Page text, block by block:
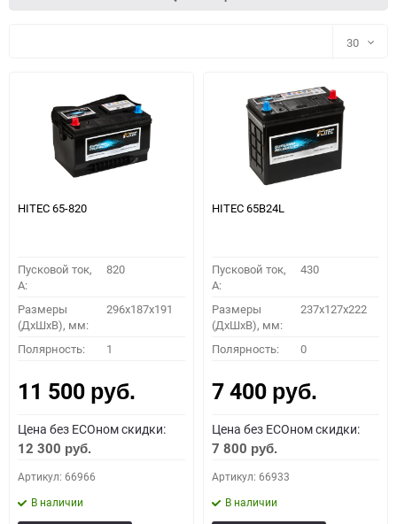
ПОДОБРАТЬ
Как определить полярность?
0 - обратная 1 - прямая 3 - обратная 4 - прямая
30
30
60
90
HITEC 65-820
Пусковой ток,
A:
820
Размеры
(ДхШхВ), мм:
296х187х191
Полярность: 1
11 500 руб.
Цена без ECOном скидки:
12 300 руб.
Артикул: 66966
В наличии
HITEC 65B24L
Пусковой ток,
A:
430
Размеры
(ДхШхВ), мм:
237x127x222
Полярность: 0
7 400 руб.
Цена без ECOном скидки:
7 800 руб.
Артикул: 66933
В наличии